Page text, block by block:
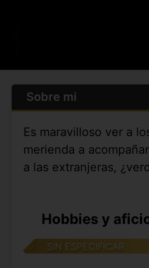
Sobre mi
Es maravilloso ver a
merienda a
a las extranjeras,
Hobbies y
SIN ESPECIFICAR